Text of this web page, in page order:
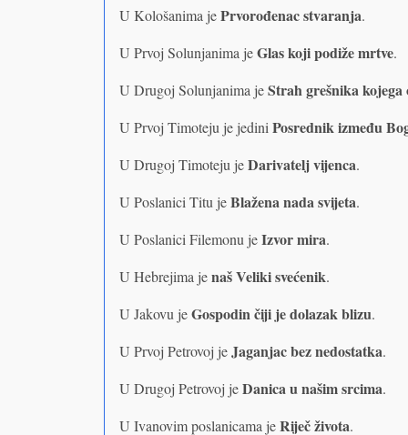
U Kološanima jePrvorođenac stvaranja.
U Prvoj Solunjanima jeGlas koji podiže mrtve.
U Drugoj Solunjanima jeStrah grešnika kojega
U Prvoj Timoteju je jedini Posrednik između
U Drugoj Timoteju jeDarivatelj vijenca.
U Poslanici Titu jeBlažena nada svijeta.
U Poslanici Filemonu jeIzvor mira.
U Hebrejima jenaš Veliki svećenik.
U Jakovu jeGospodin čiji je dolazak blizu.
U Prvoj Petrovoj jeJaganjac bez nedostatka.
U Drugoj Petrovoj jeDanica u našim srcima.
U Ivanovim poslanicama jeRiječ života.